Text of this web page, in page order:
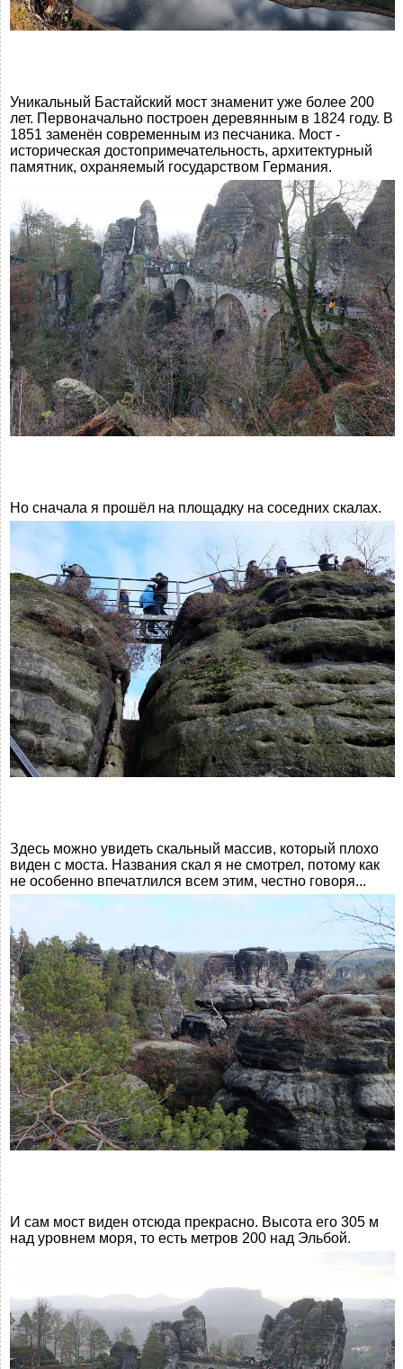
Уникальный Бастайский мост знаменит уже более 200
лет. Первоначально построен деревянным в 1824 году. В
1851 заменён современным из песчаника. Мост -
историческая достопримечательность, архитектурный
памятник, охраняемый государством Германия.
Но сначала я прошёл на площадку на соседних скалах.
Здесь можно увидеть скальный массив, который плохо
виден с моста. Названия скал я не смотрел, потому как
не особенно впечатлился всем этим, честно говоря...
И сам мост виден отсюда прекрасно. Высота его 305 м
над уровнем моря, то есть метров 200 над Эльбой.